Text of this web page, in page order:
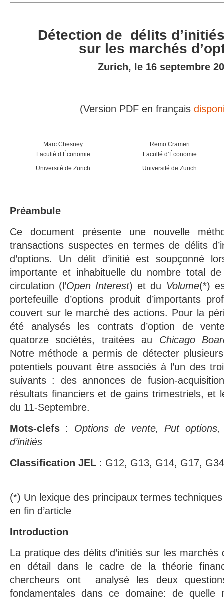
Détection de délits
sur les marchés
Zurich, le 16 septembre
(Version PDF en français
Marc Chesney
Remo Crameri
Faculté d’Économie
Faculté d’Économie
Université de Zurich
Université de Zurich
Préambule
Ce document présente une nouvelle
transactions suspectes en termes de délits
d’options. Un délit d’initié est soupçonné
importante et inhabituelle du nombre total de
circulation (l’Open Interest) et du Volume(*)
portefeuille d’options produit d’importants
couvert sur le marché des actions. Pour la
été analysés les contrats d’option de
quatorze sociétés, traitées au Chicago
Notre méthode a permis de détecter
potentiels pouvant être associés à l’un des
suivants : des annonces de fusion-
résultats financiers et de gains trimestriels, et
du 11-Septembre.
Mots-clefs : Options de vente, Put
d’initiés
Classification JEL : G12, G13, G14, G17,
(*) Un lexique des principaux termes
en fin d’article
Introduction
La pratique des délits d’initiés sur les marchés
en détail dans le cadre de la théorie
chercheurs ont analysé les deux
fondamentales dans ce domaine: de quelle